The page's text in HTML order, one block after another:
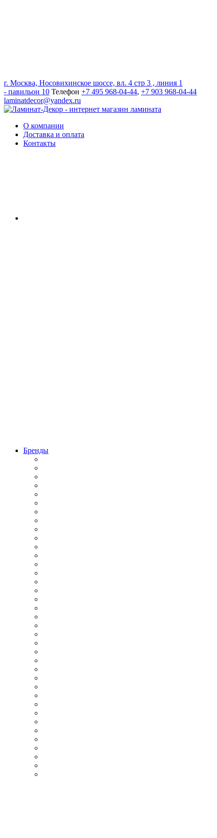
г. Москва, Носовихинское шоссе, вл. 4 стр 3 , линия 1
- павильон 10 Телефон +7 495 968-04-44, +7 903 968-04-44
laminatdecor@yandex.ru
О компании
Доставка и оплата
Контакты
Бренды